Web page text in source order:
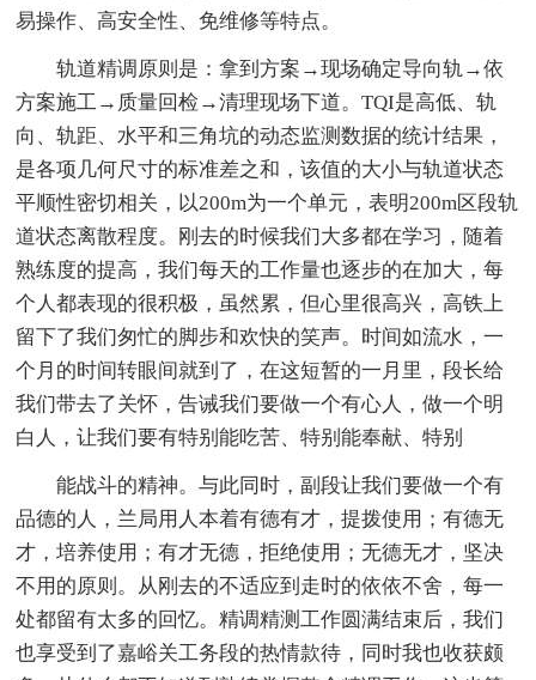
易操作、高安全性、免维修等特点。
轨道精调原则是：拿到方案→现场确定导向轨→依
方案施工→质量回检→清理现场下道。TQI是高低、轨
向、轨距、水平和三角坑的动态监测数据的统计结果，
是各项几何尺寸的标准差之和，该值的大小与轨道状态
平顺性密切相关，以200m为一个单元，表明200m区段轨
道状态离散程度。刚去的时候我们大多都在学习，随着
熟练度的提高，我们每天的工作量也逐步的在加大，每
个人都表现的很积极，虽然累，但心里很高兴，高铁上
留下了我们匆忙的脚步和欢快的笑声。时间如流水，一
个月的时间转眼间就到了，在这短暂的一月里，段长给
我们带去了关怀，告诫我们要做一个有心人，做一个明
白人，让我们要有特别能吃苦、特别能奉献、特别
能战斗的精神。与此同时，副段让我们要做一个有
品德的人，兰局用人本着有德有才，提拨使用；有德无
才，培养使用；有才无德，拒绝使用；无德无才，坚决
不用的原则。从刚去的不适应到走时的依依不舍，每一
处都留有太多的回忆。精调精测工作圆满结束后，我们
也享受到了嘉峪关工务段的热情款待，同时我也收获颇